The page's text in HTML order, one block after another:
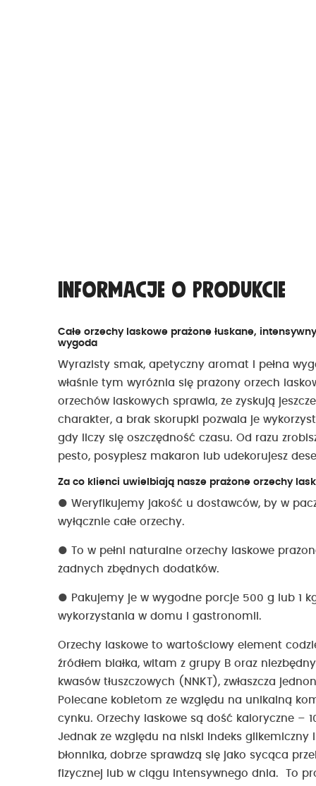
Informacje o produkcie
Całe orzechy laskowe prażone łuskane,
wygoda
Wyrazisty smak, apetyczny aromat i pełna
właśnie tym wyróżnia się prażony orzech
orzechów laskowych sprawia, że zyskują
charakter, a brak skorupki pozwala je
gdy liczy się oszczędność czasu. Od razu
pesto, posypiesz makaron lub udekorujesz
Za co klienci uwielbiają nasze prażone orzechy
● Weryfikujemy jakość u dostawców, by w
wyłącznie całe orzechy.
●
To w pełni naturalne orzechy laskowe
żadnych zbędnych dodatków.
● Pakujemy je w wygodne porcje 500 g lub 1
wykorzystania w domu i gastronomii.
Orzechy laskowe to wartościowy element
źródłem białka, witam z grupy B oraz
kwasów tłuszczowych (NNKT), zwłaszcza
Polecane kobietom ze względu na unikalną
cynku. Orzechy laskowe są dość kaloryczne –
Jednak ze względu na niski indeks glikemiczny
błonnika, dobrze sprawdzą się jako sycąca
fizycznej lub w ciągu intensywnego dnia. To